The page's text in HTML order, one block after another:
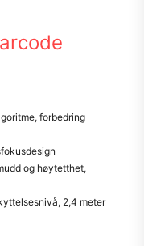
forbedring
og høytetthet,
2,4 meter